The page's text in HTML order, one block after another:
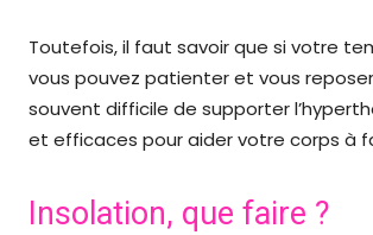
Toutefois, il faut savoir que si votre
vous pouvez patienter et vous
souvent difficile de supporter
et efficaces pour aider votre corps à
Insolation, que faire ?